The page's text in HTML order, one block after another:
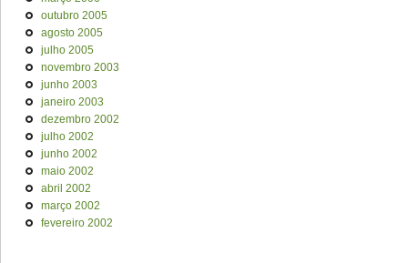
outubro 2005
agosto 2005
julho 2005
novembro 2003
junho 2003
janeiro 2003
dezembro 2002
julho 2002
junho 2002
maio 2002
abril 2002
março 2002
fevereiro 2002